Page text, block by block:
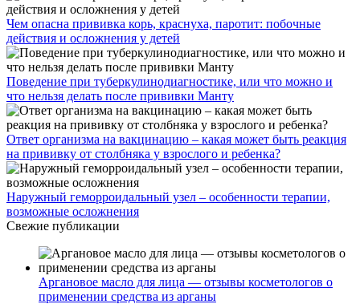
Чем опасна прививка корь, краснуха, паротит: побочные
действия и осложнения у детей
Поведение при туберкулинодиагностике, или что можно и
что нельзя делать после прививки Манту
Ответ организма на вакцинацию – какая может быть реакция
на прививку от столбняка у взрослого и ребенка?
Наружный геморроидальный узел – особенности терапии,
возможные осложнения
Свежие публикации
Аргановое масло для лица — отзывы косметологов о
применении средства из арганы